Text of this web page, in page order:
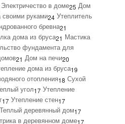
Электричество в доме25 Дом
своими руками24 Утеплитель
бревна21
дома из бруса21 Мастика
фундамента для
21 Дом на печи20
дома из бруса19
отопления18 Сухой
угол17 Утепление
17 Утепление стен17
Теплый деревянный дом17
в деревянном доме17